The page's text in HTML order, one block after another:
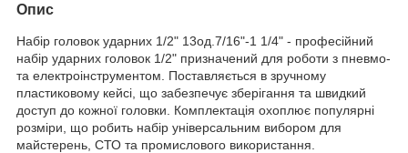
Опис
Набір головок ударних 1/2" 13од.7/16"-1 1/4" - професійний
набір ударних головок 1/2" призначений для роботи з пневмо-
та електроінструментом. Поставляється в зручному
пластиковому кейсі, що забезпечує зберігання та швидкий
доступ до кожної головки. Комплектація охоплює популярні
розміри, що робить набір універсальним вибором для
майстерень, СТО та промислового використання.